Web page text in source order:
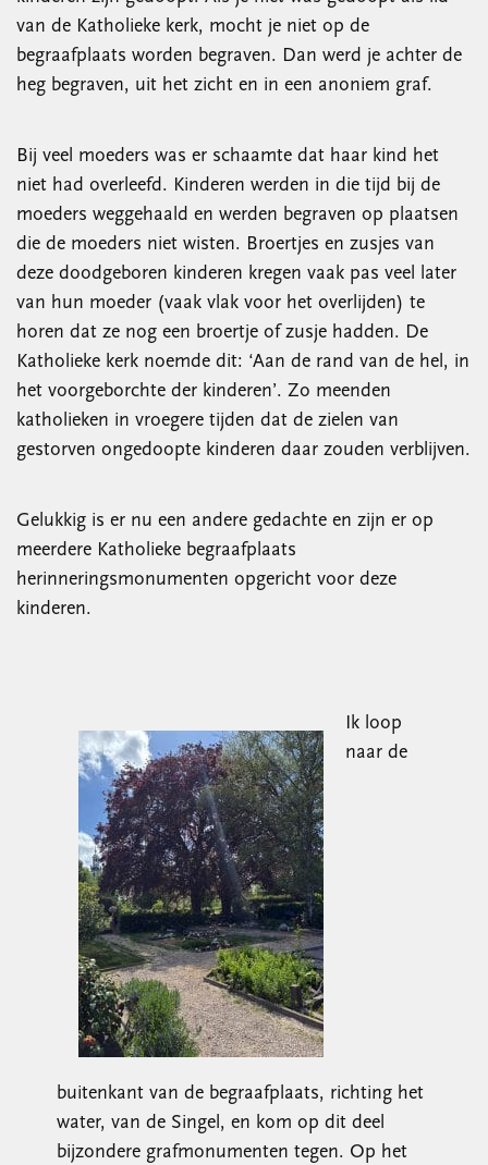
van de Katholieke kerk, mocht je niet op de
begraafplaats worden begraven. Dan werd je achter de
heg begraven, uit het zicht en in een anoniem graf.
Bij veel moeders was er schaamte dat haar kind het
niet had overleefd. Kinderen werden in die tijd bij de
moeders weggehaald en werden begraven op plaatsen
die de moeders niet wisten. Broertjes en zusjes van
deze doodgeboren kinderen kregen vaak pas veel later
van hun moeder (vaak vlak voor het overlijden) te
horen dat ze nog een broertje of zusje hadden. De
Katholieke kerk noemde dit: ‘Aan de rand van de hel, in
het voorgeborchte der kinderen’. Zo meenden
katholieken in vroegere tijden dat de zielen van
gestorven ongedoopte kinderen daar zouden verblijven.
Gelukkig is er nu een andere gedachte en zijn er op
meerdere Katholieke begraafplaats
herinneringsmonumenten opgericht voor deze
kinderen.
Ik loop
naar de
buitenkant van de begraafplaats, richting het
water, van de Singel, en kom op dit deel
bijzondere grafmonumenten tegen. Op het